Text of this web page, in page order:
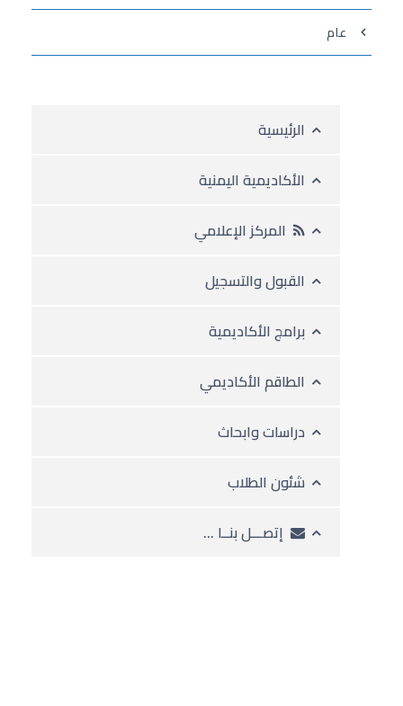
عام
الرئيسية
الأكاديمية اليمنية
المركز الإعلامي
القبول والتسجيل
برامج الأكاديمية
الطاقم الأكاديمي
دراسات وابحاث
شئون الطلاب
إتصـــل بنــا …